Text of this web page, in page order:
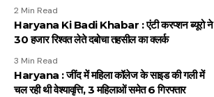
2 Min Read
Haryana Ki Badi Khabar : एंटी करप्शन ब्यूरो ने
30 हजार रिश्वत लेते दबोचा तहसील का क्लर्क
3 Min Read
Haryana : जींद में महिला कॉलेज के साइड की गली में
चल रही थी वेश्यावृत्ति, 3 महिलाओं समेत 6 गिरफ्तार